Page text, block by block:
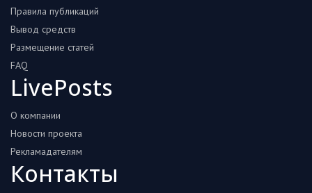
Правила публикаций
Вывод средств
Размещение статей
FAQ
LivePosts
О компании
Новости проекта
Рекламадателям
Контакты